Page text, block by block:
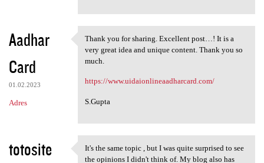
Aadhar
Card
01.02.2023
Adres
Thank you for sharing.
Thank you for sharing. Excellent post…! It is a
very great idea and unique content. Thank you so
much.
https://www.uidaionlineaadharcard.com/
S.Gupta
totosite It's the same topic , but I
It's the same topic , but I was quite surprised to see
the opinions I didn't think of. My blog also has